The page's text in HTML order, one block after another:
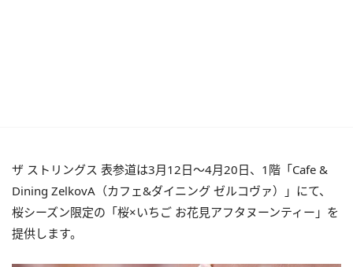
ザ ストリングス 表参道は3月12日〜4月20日、1階「Cafe &
Dining ZelkovA（カフェ&ダイニング ゼルコヴァ）」にて、
桜シーズン限定の「桜×いちご お花見アフタヌーンティー」を
提供します。